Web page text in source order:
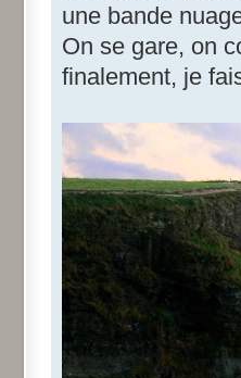
une bande
On se gare, on
finalement, je